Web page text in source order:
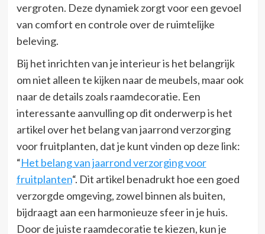
vergroten. Deze dynamiek zorgt voor een gevoel
van comfort en controle over de ruimtelijke
beleving.
Bij het inrichten van je interieur is het belangrijk
om niet alleen te kijken naar de meubels, maar ook
naar de details zoals raamdecoratie. Een
interessante aanvulling op dit onderwerp is het
artikel over het belang van jaarrond verzorging
voor fruitplanten, dat je kunt vinden op deze link:
“Het belang van jaarrond verzorging voor
fruitplanten“. Dit artikel benadrukt hoe een goed
verzorgde omgeving, zowel binnen als buiten,
bijdraagt aan een harmonieuze sfeer in je huis.
Door de juiste raamdecoratie te kiezen, kun je